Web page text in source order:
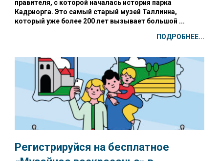
правителя, с которой началась история парка
Кадриорга. Это самый старый музей Таллинна,
который уже более 200 лет вызывает большой ...
ПОДРОБНЕЕ...
Регистрируйся на бесплатное